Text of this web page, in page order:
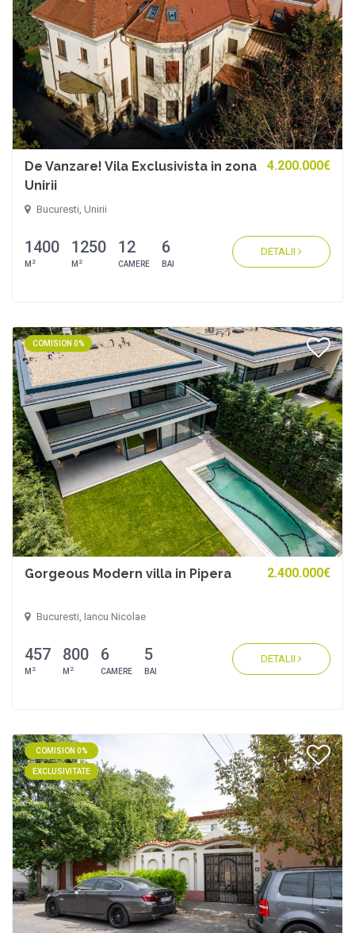
De Vanzare! Vila Exclusivista in zona
Unirii
4.200.000€
Bucuresti, Unirii
1400
M 2
1250
M 2
12
CAMERE
6
BAI
DETALII
COMISION 0%
Gorgeous Modern villa in Pipera 2.400.000€
Bucuresti, Iancu Nicolae
457
M 2
800
M 2
6
CAMERE
5
BAI
DETALII
COMISION 0%
EXCLUSIVITATE